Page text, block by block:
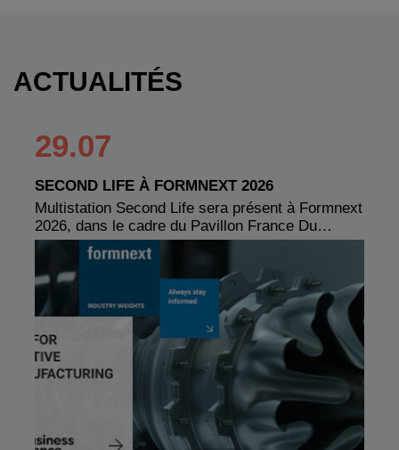
ACTUALITÉS
29.07
SECOND LIFE À FORMNEXT 2026
Multistation Second Life sera présent à Formnext
2026, dans le cadre du Pavillon France Du…